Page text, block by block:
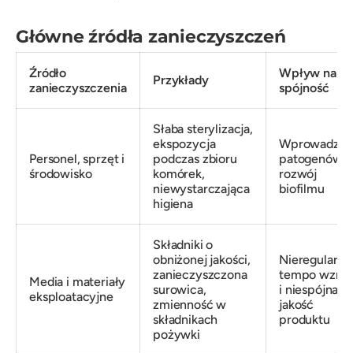
Główne źródła zanieczyszczeń
Źródło
zanieczyszczenia
Przykłady
Wpływ na
spójność
Personel, sprzęt i
środowisko
Słaba sterylizacja,
ekspozycja
podczas zbioru
komórek,
niewystarczająca
higiena
patogenów i
rozwój
biofilmu
Media i materiały
eksploatacyjne
Składniki o
obniżonej jakości,
zanieczyszczona
surowica,
zmienność w
składnikach
pożywki
Nieregularne
tempo
i niespójna
jakość
produktu